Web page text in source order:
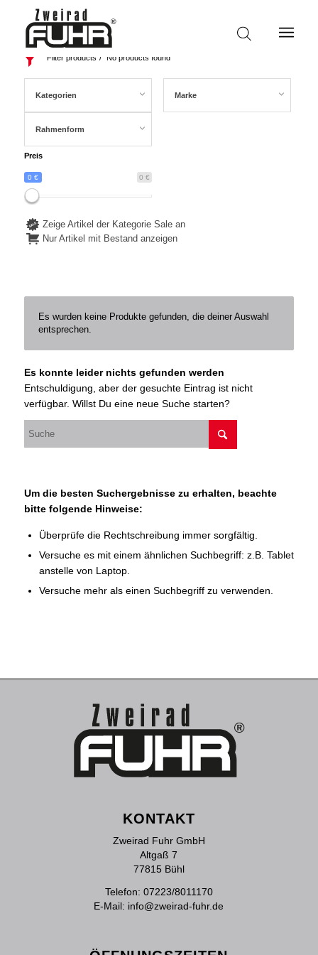
Filter products No products found
Kategorien Marke
Rahmenform
Preis
0 €
0 €
Zeige Artikel der Kategorie Sale an
Nur Artikel mit Bestand anzeigen
Es wurden keine Produkte gefunden, die deiner Auswahl
entsprechen.
Es konnte leider nichts gefunden werden
Entschuldigung, aber der gesuchte Eintrag ist nicht
verfügbar. Willst Du eine neue Suche starten?
Um die besten Suchergebnisse zu erhalten, beachte
bitte folgende Hinweise:
Überprüfe die Rechtschreibung immer sorgfältig.
Versuche es mit einem ähnlichen Suchbegriff: z.B. Tablet
anstelle von Laptop.
Versuche mehr als einen Suchbegriff zu verwenden.
KONTAKT
Zweirad Fuhr GmbH
Altgaß 7
77815 Bühl
Telefon: 07223/8011170
E-Mail: info@zweirad-fuhr.de